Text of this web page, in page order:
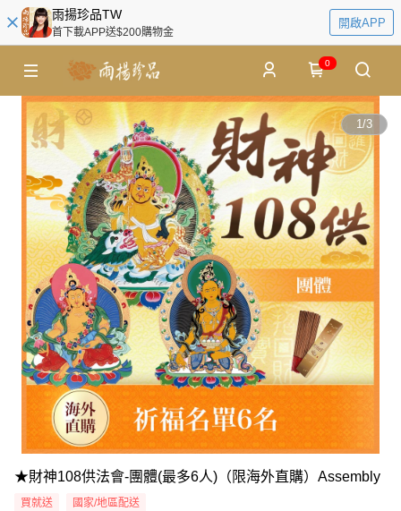
雨揚珍品TW
首下載APP送$200購物金
開啟APP
0
1/3
★財神108供法會-團體(最多6人)（限海外直購）Assembly
買就送 國家/地區配送